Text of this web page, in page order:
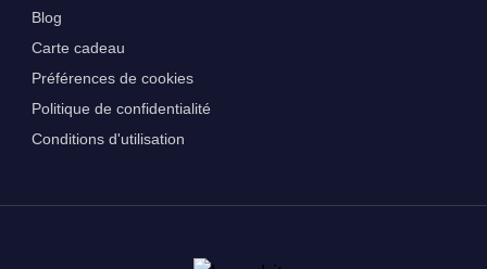
Blog
Carte cadeau
Préférences de cookies
Politique de confidentialité
Conditions d'utilisation